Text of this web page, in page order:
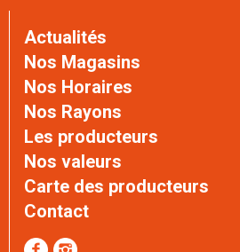
Actualités
Nos Magasins
Nos Horaires
Nos Rayons
Les producteurs
Nos valeurs
Carte des producteurs
Contact